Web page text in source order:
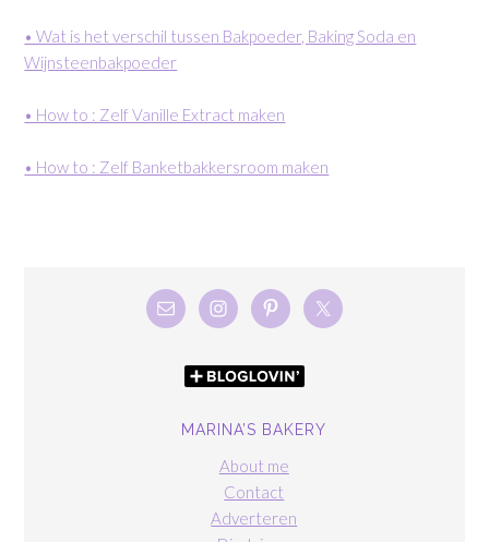
• Wat is het verschil tussen Bakpoeder, Baking Soda en
Wijnsteenbakpoeder
• How to : Zelf Vanille Extract maken
• How to : Zelf Banketbakkersroom maken
MARINA’S BAKERY
About me
Contact
Adverteren